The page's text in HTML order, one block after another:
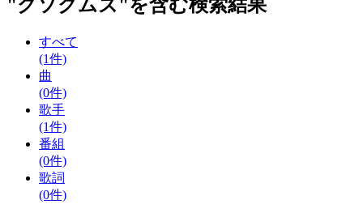
"グソクムズ"を含む検索結果
すべて
(1件)
曲
(0件)
歌手
(1件)
番組
(0件)
歌詞
(0件)